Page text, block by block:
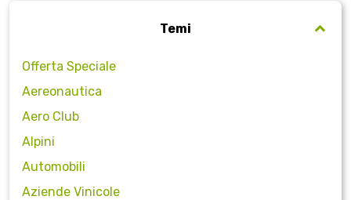
Temi
Offerta Speciale
Aereonautica
Aero Club
Alpini
Automobili
Aziende Vinicole